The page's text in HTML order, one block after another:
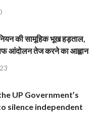
की सामूहिक भूख हड़ताल,
आंदोलन तेज करने का आह्वान
UP Government’s
silence independent